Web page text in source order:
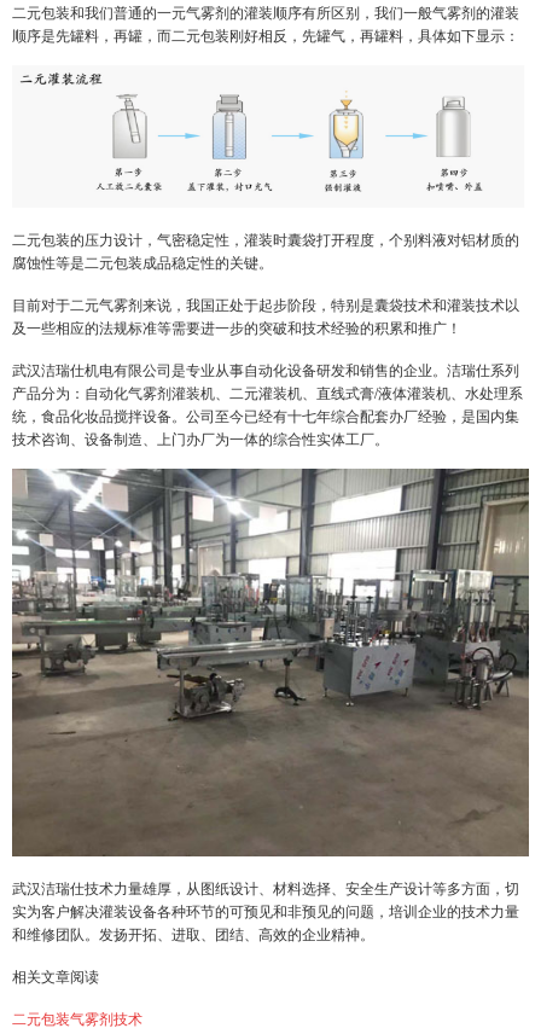
二元包装和我们普通的一元气雾剂的灌装顺序有所区别，我们一般气雾剂的灌装
顺序是先罐料，再罐，而二元包装刚好相反，先罐气，再罐料，具体如下显示：
二元包装的压力设计，气密稳定性，灌装时囊袋打开程度，个别料液对铝材质的
腐蚀性等是二元包装成品稳定性的关键。
目前对于二元气雾剂来说，我国正处于起步阶段，特别是囊袋技术和灌装技术以
及一些相应的法规标准等需要进一步的突破和技术经验的积累和推广！
武汉洁瑞仕机电有限公司是专业从事自动化设备研发和销售的企业。洁瑞仕系列
产品分为：自动化气雾剂灌装机、二元灌装机、直线式膏/液体灌装机、水处理系
统，食品化妆品搅拌设备。公司至今已经有十七年综合配套办厂经验，是国内集
技术咨询、设备制造、上门办厂为一体的综合性实体工厂。
武汉洁瑞仕技术力量雄厚，从图纸设计、材料选择、安全生产设计等多方面，切
实为客户解决灌装设备各种环节的可预见和非预见的问题，培训企业的技术力量
和维修团队。发扬开拓、进取、团结、高效的企业精神。
相关文章阅读
二元包装气雾剂技术